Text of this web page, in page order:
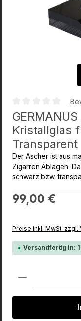
Durchschnittliche
Kristallglas
Transparent
Der Ascher ist aus
Zigarren Ablagen.
schwarz bzw.
Regulärer Preis:
99,00 €
Preise inkl. MwSt. zzgl.
Versandfertig in:
Produkt